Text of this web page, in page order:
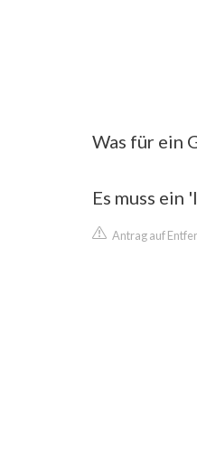
Was für ein
Es muss
Antrag auf